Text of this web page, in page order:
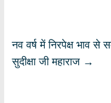
नव वर्ष में निरपेक्ष भाव
सुदीक्षा जी महाराज →